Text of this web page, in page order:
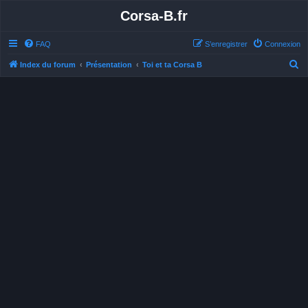
Corsa-B.fr
FAQ Connexion
S’enregistrer
Index du forum Présentation Toi et ta Corsa B